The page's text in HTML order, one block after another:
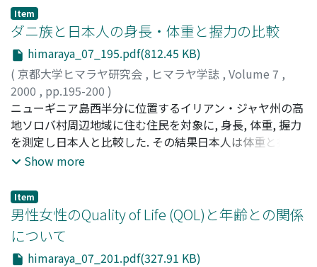
(88 males and 88 females，mean age 37-year old). We
checked total protein(TP), albumine(Alb), total
cholesterol(Tcho), total biIirubin(TB), serum
transaminase(GOT, GPT), lactate dehydrogenase(LDH),
blood urea nitrogen(BUN), Creatinine(Cre),
glucose(Glu). Compare with ]apanese, TP was rather
higher but Alb and Tcho were lower. Only in women
GPT was higher. Other results were similar as Japanese.
Comparing between male and female，A lb and Cre
were higher in male. There were no difference in other
only mild correlation with Alb, BUN and Glu.
Item
ダニ族と日本人の身長・体重と握力の比較
himaraya_07_195.pdf(812.45 KB)
( 京都大学ヒマラヤ研究会 , ヒマラヤ学誌 , Volume 7 ,
2000 , pp.195-200 )
中野, 妙;中島, 紗繊;松林, 公蔵;瀬口, 春道; Nakano, Tae;
Nakajima, Saori;Matsubayashi, Kozo;Seguchi,
Harumichi;ナカノ, タエ;ナカジマ, サオリ;マツバヤシ, コ
ウゾウ;セグチ, ハルミチ
ニューギニア島西半分に位置するイリアン・ジャヤ州の高
地ソロバ村周辺地域に住む住民を対象に, 身長, 体重, 握力
を測定し日本人と比較した. その結果日本人は体重と握力
が中年期に増加するのに対し, ソロバ村周辺地域の住民で
力は20代前半をピークに年代が上がるにつれて低下してい
く傾向が認められた. また, ソロバ村周辺地域に住む女性の
身長において, 食生活の変化により身長に影響があったと
考えられる.
Show more
Item
男性女性のQuality of Life (QOL)と年齢との関係
について
himaraya_07_201.pdf(327.91 KB)